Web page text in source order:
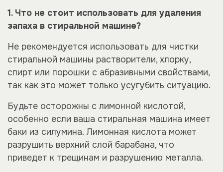
1. Что не стоит использовать для удаления
запаха в стиральной машине?
Не рекомендуется использовать для чистки
стиральной машины растворители, хлорку,
спирт или порошки с абразивными свойствами,
так как это может только усугубить ситуацию.
Будьте осторожны с лимонной кислотой,
особенно если ваша стиральная машина имеет
баки из силумина. Лимонная кислота может
разрушить верхний слой барабана, что
приведет к трещинам и разрушению металла.